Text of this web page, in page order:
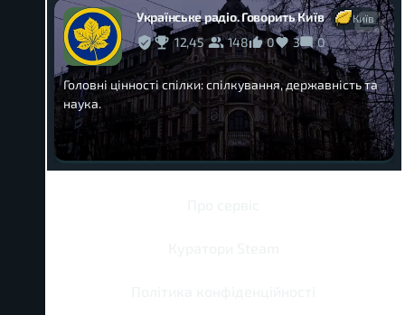
Українське радіо. Говорить Київ Київ
12,45 148 0 3 0
Головні цінності спілки: спілкування, державність та
наука.